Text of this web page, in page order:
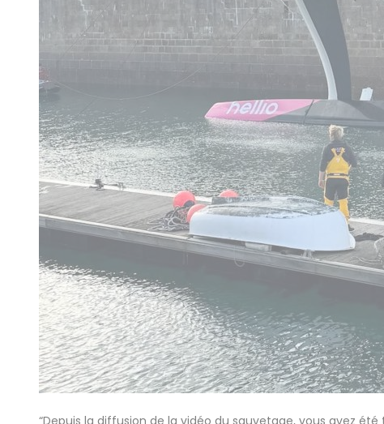
“Depuis la diffusion de la vidéo du sauvetage, vous avez